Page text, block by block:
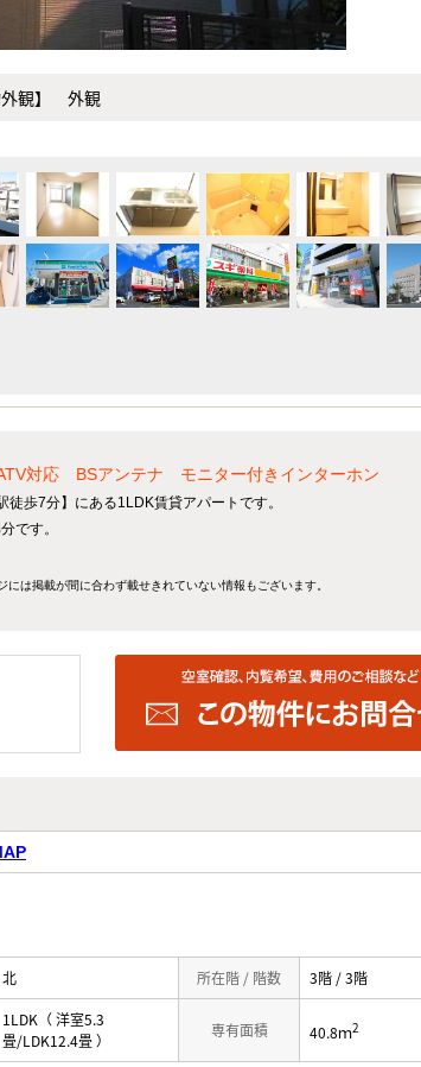
外観】 外観
対応 BSアンテナ モニター付きインターホン
歩7分】にある1LDK賃貸アパートです。
です。
は掲載が間に合わず載せきれていない情報もございます。
北 所在階 / 階数 3階 / 3階
1LDK（ 洋室5.3
畳/LDK12.4畳 ）
専有面積 40.8ｍ2